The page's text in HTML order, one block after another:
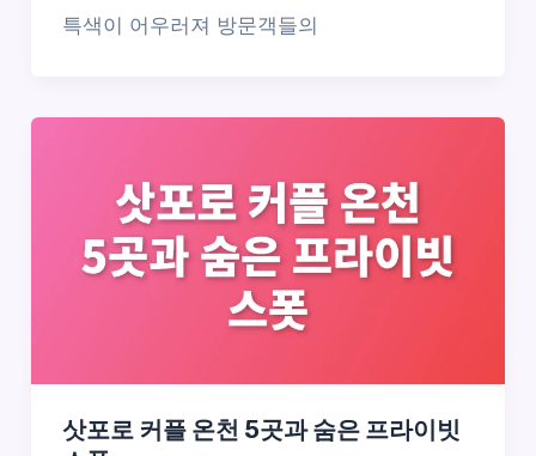
특색이 어우러져 방문객들의
삿포로 커플 온천 5곳과 숨은 프라이빗